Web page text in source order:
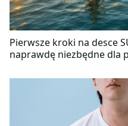
Pierwsze kroki na desce
naprawdę niezbędne dla